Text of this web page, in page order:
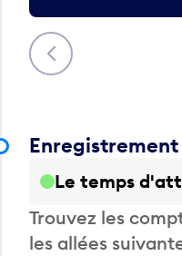
Précédent
Le temps
Trouvez les
les allées